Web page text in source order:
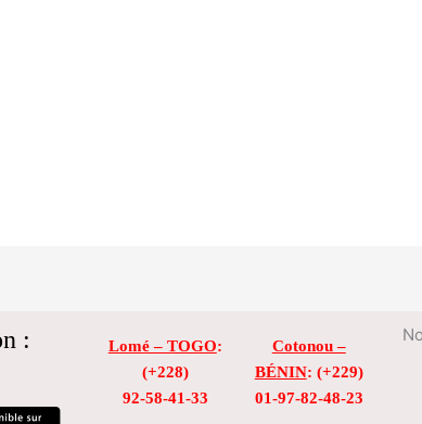
: Lomé – TOGO:
(+228)
92-58-41-33
Cotonou –
BÉNIN: (+229)
01-97-82-48-23